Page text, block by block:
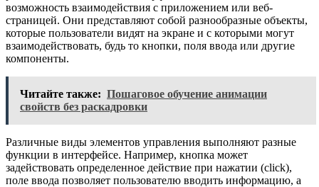
возможность взаимодействия с приложением или веб-
страницей. Они представляют собой разнообразные объекты,
которые пользователи видят на экране и с которыми могут
взаимодействовать, будь то кнопки, поля ввода или другие
компоненты.
Читайте также: Пошаговое обучение анимации
свойств без раскадровки
Различные виды элементов управления выполняют разные
функции в интерфейсе. Например, кнопка может
задействовать определенное действие при нажатии (click),
поле ввода позволяет пользователю вводить информацию, а